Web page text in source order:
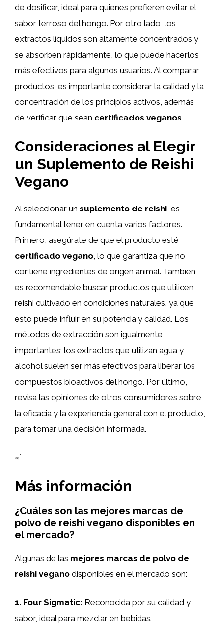
de dosificar, ideal para quienes prefieren evitar el
sabor terroso del hongo. Por otro lado, los
extractos líquidos son altamente concentrados y
se absorben rápidamente, lo que puede hacerlos
más efectivos para algunos usuarios. Al comparar
productos, es importante considerar la calidad y la
concentración de los principios activos, además
de verificar que sean certificados veganos.
Consideraciones al Elegir
un Suplemento de Reishi
Vegano
Al seleccionar un suplemento de reishi, es
fundamental tener en cuenta varios factores.
Primero, asegúrate de que el producto esté
certificado vegano, lo que garantiza que no
contiene ingredientes de origen animal. También
es recomendable buscar productos que utilicen
reishi cultivado en condiciones naturales, ya que
esto puede influir en su potencia y calidad. Los
métodos de extracción son igualmente
importantes; los extractos que utilizan agua y
alcohol suelen ser más efectivos para liberar los
compuestos bioactivos del hongo. Por último,
revisa las opiniones de otros consumidores sobre
la eficacia y la experiencia general con el producto,
para tomar una decisión informada.
«`
Más información
¿Cuáles son las mejores marcas de
polvo de reishi vegano disponibles en
el mercado?
Algunas de las mejores marcas de polvo de
reishi vegano disponibles en el mercado son:
1. Four Sigmatic: Reconocida por su calidad y
sabor, ideal para mezclar en bebidas.